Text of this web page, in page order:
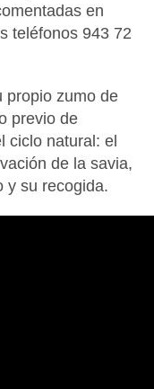
en
teléfonos 943 72
propio zumo de
previo de
ciclo natural: el
de la savia,
y su recogida.